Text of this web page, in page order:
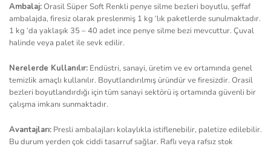
Ambalaj:Orasil Süper Soft Renkli penye silme bezleri boyutlu, şeffaf
ambalajda, firesiz olarak preslenmiş 1 kg ‘lık paketlerde sunulmaktadır.
1 kg ‘da yaklaşık 35 – 40 adet ince penye silme bezi mevcuttur. Çuval
halinde veya palet ile sevk edilir.
Nerelerde Kullanılır: Endüstri, sanayi, üretim ve ev ortamında genel
temizlik amaçlı kullanılır. Boyutlandırılmış üründür ve firesizdir. Orasil
bezleri boyutlandırdığı için tüm sanayi sektörü iş ortamında güvenli bir
çalışma imkanı sunmaktadır.
Avantajları: Presli ambalajları kolaylıkla istiflenebilir, paletize edilebilir.
Bu durum yerden çok ciddi tasarruf sağlar. Raflı veya rafsız stok